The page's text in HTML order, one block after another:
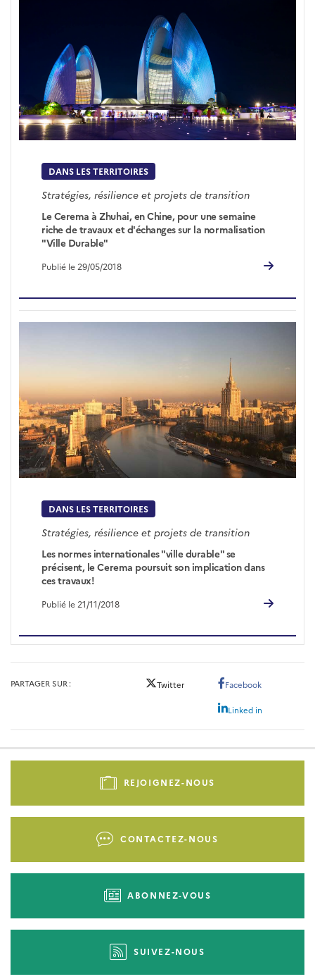
DANS LES TERRITOIRES
Stratégies, résilience et projets de transition
Le Cerema à Zhuhai, en Chine, pour une semaine
riche de travaux et d'échanges sur la normalisation
"Ville Durable"
Publié le 29/05/2018
DANS LES TERRITOIRES
Stratégies, résilience et projets de transition
Les normes internationales "ville durable" se
précisent, le Cerema poursuit son implication dans
ces travaux!
Publié le 21/11/2018
PARTAGER SUR Twitter Facebook
Linked in
Pied
-
REJOIGNEZ-NOUS
CONTACTEZ-NOUS
ABONNEZ-VOUS
SUIVEZ-NOUS